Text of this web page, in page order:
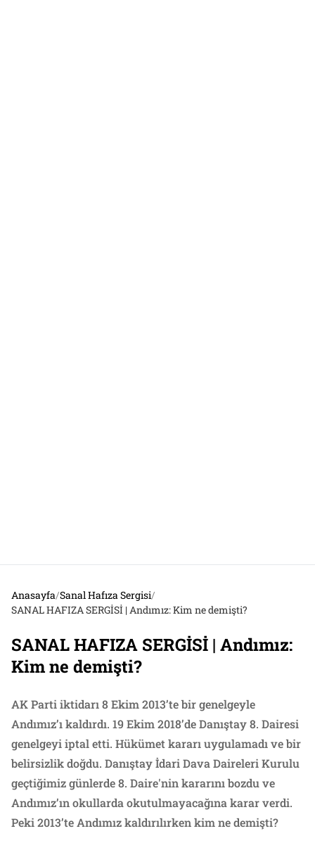
Anasayfa/Sanal Hafıza Sergisi/
SANAL HAFIZA SERGİSİ | Andımız: Kim ne demişti?
SANAL HAFIZA SERGİSİ | Andımız:
Kim ne demişti?
AK Parti iktidarı 8 Ekim 2013’te bir genelgeyle
Andımız’ı kaldırdı. 19 Ekim 2018’de Danıştay 8. Dairesi
genelgeyi iptal etti. Hükümet kararı uygulamadı ve bir
belirsizlik doğdu. Danıştay İdari Dava Daireleri Kurulu
geçtiğimiz günlerde 8. Daire'nin kararını bozdu ve
Andımız’ın okullarda okutulmayacağına karar verdi.
Peki 2013’te Andımız kaldırılırken kim ne demişti?